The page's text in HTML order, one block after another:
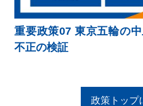
重要政策07 東京五輪の
不正の検証
政策トップ